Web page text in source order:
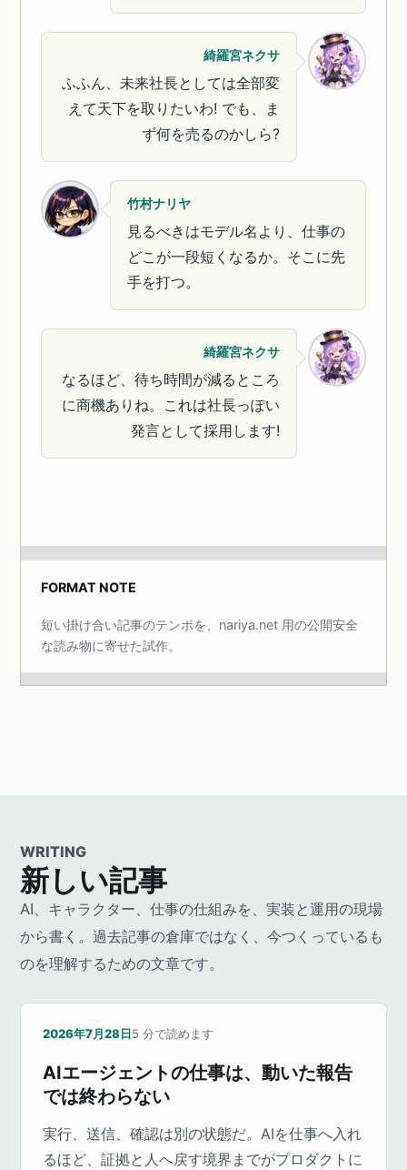
綺羅宮ネクサ
ふふん、未来社長としては全部変
えて天下を取りたいわ! でも、ま
ず何を売るのかしら?
竹村ナリヤ
見るべきはモデル名より、仕事の
どこが一段短くなるか。そこに先
手を打つ。
綺羅宮ネクサ
なるほど、待ち時間が減るところ
に商機ありね。これは社長っぽい
発言として採用します!
FORMAT NOTE
短い掛け合い記事のテンポを、nariya.net 用の公開安全
な読み物に寄せた試作。
WRITING
新しい記事
AI、キャラクター、仕事の仕組みを、実装と運用の現場
から書く。過去記事の倉庫ではなく、今つくっているも
のを理解するための文章です。
2026年7月28日5 分で読めます
AIエージェントの仕事は、動いた報告
では終わらない
実行、送信、確認は別の状態だ。AIを仕事へ入れ
るほど、証拠と人へ戻す境界までがプロダクトに